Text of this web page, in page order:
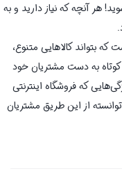
هر آنچه که نیاز دارید و به
بتواند کالاهایی متنوع،
به دست مشتریان خود
که فروشگاه اینترنتی
از این طریق مشتریان